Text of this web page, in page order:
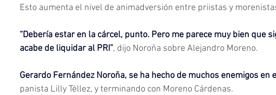
Esto aumenta el nivel de animadversión entre priistas y
“Debería estar en la cárcel, punto. Pero me parece muy bien que
acabe de liquidar al PRI”, dijo Noroña sobre Alejandro Moreno.
Gerardo Fernández Noroña, se ha hecho de muchos enemigos en
panista Lilly Téllez, y terminando con Moreno Cárdenas.